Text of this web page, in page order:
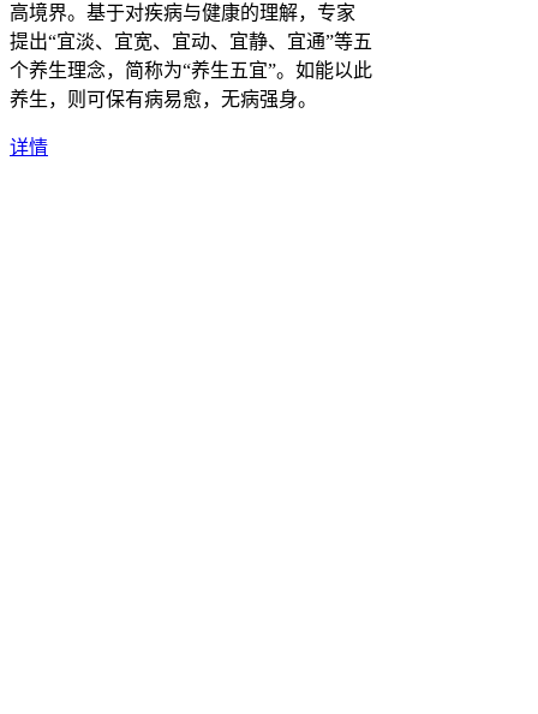
高境界。基于对疾病与健康的理解，专家
提出“宜淡、宜宽、宜动、宜静、宜通”等五
个养生理念，简称为“养生五宜”。如能以此
养生，则可保有病易愈，无病强身。
详情